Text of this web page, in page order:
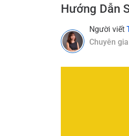
Hướng Dẫn
Người viết
Chuyên